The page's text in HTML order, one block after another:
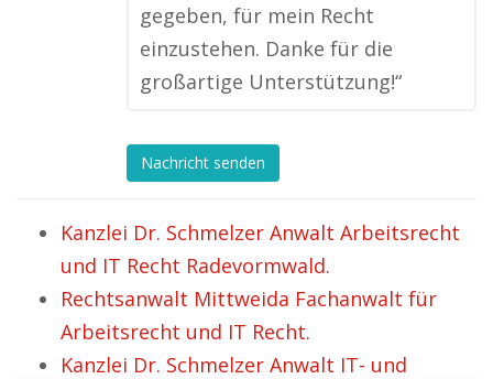
gegeben, für mein Recht
einzustehen. Danke für die
großartige Unterstützung!“
Nachricht senden
Kanzlei Dr. Schmelzer Anwalt Arbeitsrecht
und IT Recht Radevormwald.
Rechtsanwalt Mittweida Fachanwalt für
Arbeitsrecht und IT Recht.
Kanzlei Dr. Schmelzer Anwalt IT- und